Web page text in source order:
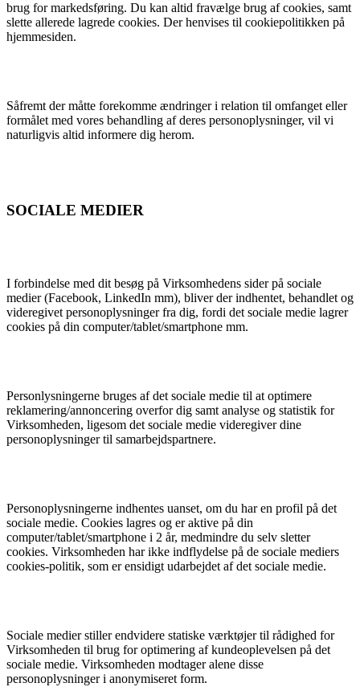
brug for markedsføring. Du kan altid fravælge brug af cookies, samt
slette allerede lagrede cookies. Der henvises til cookiepolitikken på
hjemmesiden.
Såfremt der måtte forekomme ændringer i relation til omfanget eller
formålet med vores behandling af deres personoplysninger, vil vi
naturligvis altid informere dig herom.
SOCIALE MEDIER
I forbindelse med dit besøg på Virksomhedens sider på sociale
medier (Facebook, LinkedIn mm), bliver der indhentet, behandlet og
videregivet personoplysninger fra dig, fordi det sociale medie lagrer
cookies på din computer/tablet/smartphone mm.
Personlysningerne bruges af det sociale medie til at optimere
reklamering/annoncering overfor dig samt analyse og statistik for
Virksomheden, ligesom det sociale medie videregiver dine
personoplysninger til samarbejdspartnere.
Personoplysningerne indhentes uanset, om du har en profil på det
sociale medie. Cookies lagres og er aktive på din
computer/tablet/smartphone i 2 år, medmindre du selv sletter
cookies. Virksomheden har ikke indflydelse på de sociale mediers
cookies-politik, som er ensidigt udarbejdet af det sociale medie.
Sociale medier stiller endvidere statiske værktøjer til rådighed for
Virksomheden til brug for optimering af kundeoplevelsen på det
sociale medie. Virksomheden modtager alene disse
personoplysninger i anonymiseret form.